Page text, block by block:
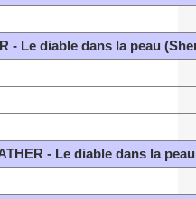
- Le diable dans la peau
- Le diable dans la